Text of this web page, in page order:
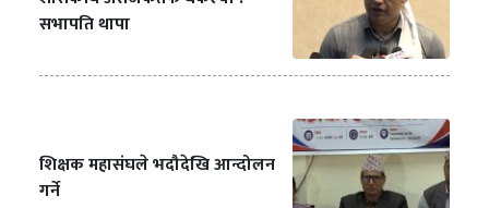
सभापति थापा
शिक्षक महासंघले भदौदेखि आन्दोलन
गर्ने